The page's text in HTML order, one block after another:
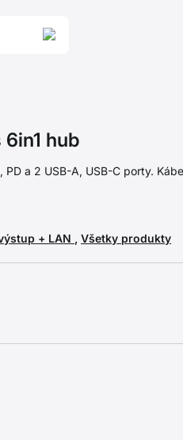
hub
a 2 USB-A, USB-C porty.
+ LAN , Všetky produkty